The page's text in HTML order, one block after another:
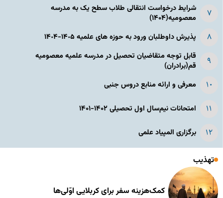
شرایط درخواست انتقالی طلاب سطح یک به مدرسه
معصومیه(۱۴۰۴)
پذیرش داوطلبان ورود به حوزه های علمیه ١۴٠۵-١۴٠۴
قابل توجه متقاضیان تحصیل در مدرسه علمیه معصومیه
قم(برادران)
معرفی و ارائه منابع دروس جنبی
امتحانات نیم‌سال اول تحصیلی ۱۴۰۲-۱۴۰۱
برگزاری المپیاد علمی
تهذیب
کمک‌هزینه سفر برای کربلایی اوّلی‌ها